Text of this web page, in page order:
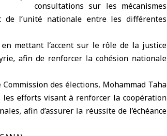
consultations sur les mécanismes
l’unité nationale entre les différentes
mettant l’accent sur le rôle de la justice
afin de renforcer la cohésion nationale
des élections, Mohammad Taha
les efforts visant à renforcer la coopération
afin d’assurer la réussite de l’échéance